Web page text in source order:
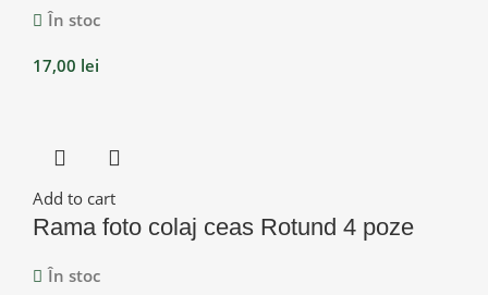
În stoc
17,00 lei
Add to cart
Rama foto colaj ceas Rotund 4 poze
În stoc